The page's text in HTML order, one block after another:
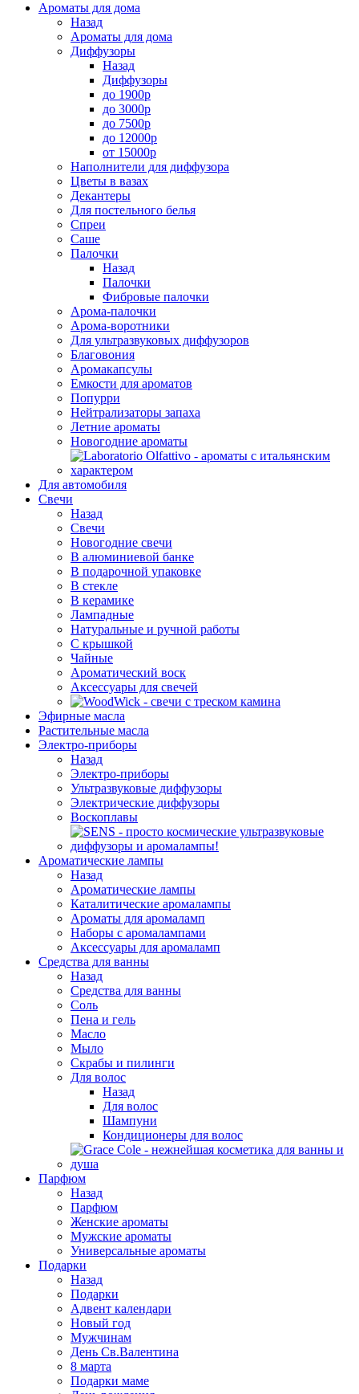
Ароматы для дома
Назад
Ароматы для дома
Диффузоры
Назад
Диффузоры
до 1900р
до 3000р
до 7500р
до 12000р
от 15000р
Наполнители для диффузора
Цветы в вазах
Декантеры
Для постельного белья
Спреи
Саше
Палочки
Назад
Палочки
Фибровые палочки
Арома-палочки
Арома-воротники
Для ультразвуковых диффузоров
Благовония
Аромакапсулы
Емкости для ароматов
Попурри
Нейтрализаторы запаха
Летние ароматы
Новогодние ароматы
Для автомобиля
Свечи
Назад
Свечи
Новогодние свечи
В алюминиевой банке
В подарочной упаковке
В стекле
В керамике
Лампадные
Натуральные и ручной работы
С крышкой
Чайные
Ароматический воск
Аксессуары для свечей
Эфирные масла
Растительные масла
Электро-приборы
Назад
Электро-приборы
Ультразвуковые диффузоры
Электрические диффузоры
Воскоплавы
Ароматические лампы
Назад
Ароматические лампы
Каталитические аромалампы
Ароматы для аромаламп
Наборы с аромалампами
Аксессуары для аромаламп
Средства для ванны
Назад
Средства для ванны
Соль
Пена и гель
Масло
Мыло
Скрабы и пилинги
Для волос
Назад
Для волос
Шампуни
Кондиционеры для волос
Парфюм
Назад
Парфюм
Женские ароматы
Мужские ароматы
Универсальные ароматы
Подарки
Назад
Подарки
Адвент календари
Новый год
Мужчинам
День Св.Валентина
8 марта
Подарки маме